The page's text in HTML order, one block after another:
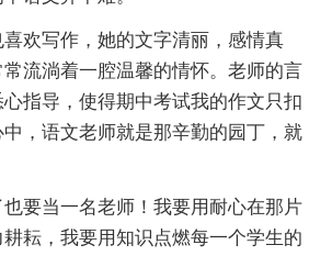
欢写作，她的文字清丽，感情真
流淌着一腔温馨的情怀。老师的言
指导，使得期中考试我的作文只扣
，语文老师就是那辛勤的园丁，就
要当一名老师！我要用耐心在那片
耘，我要用知识点燃每一个学生的